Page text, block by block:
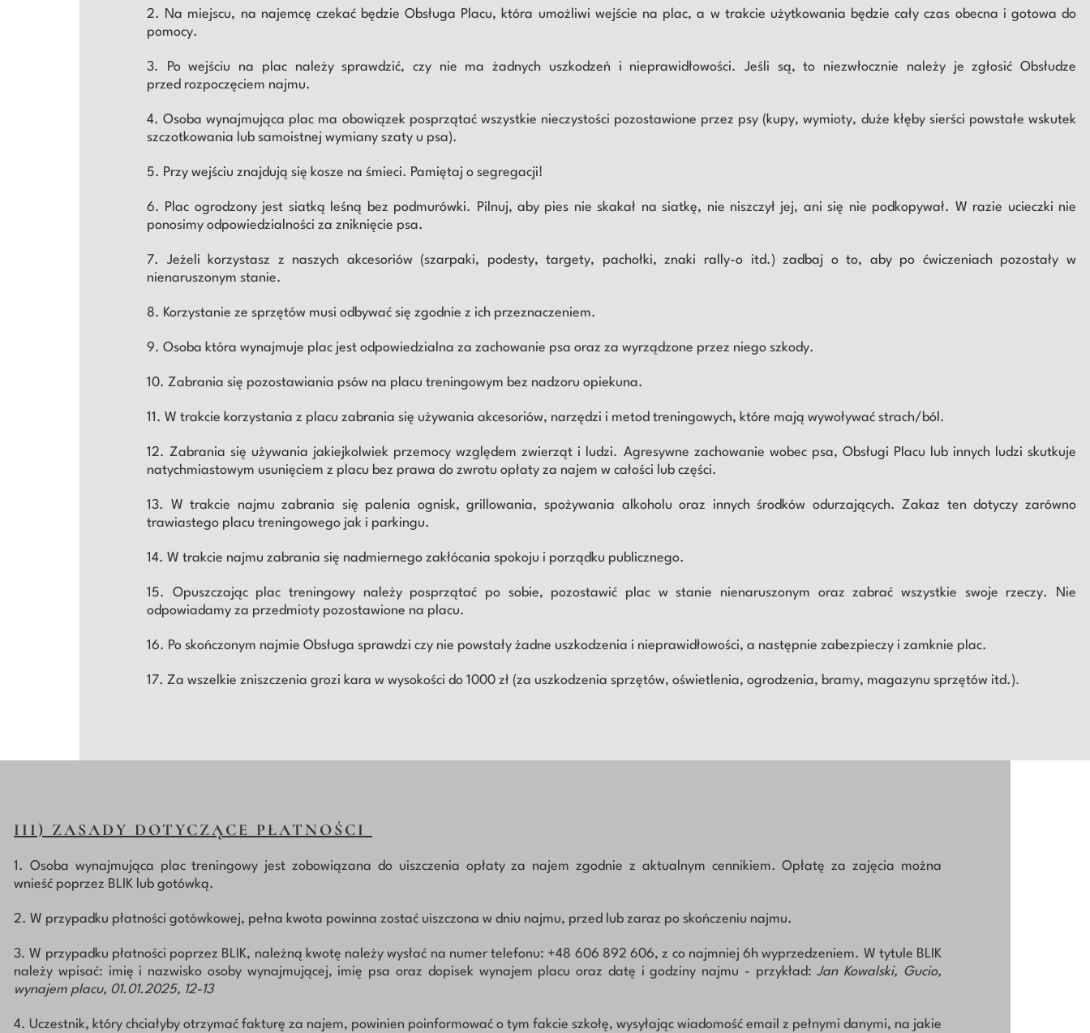
III) ZASADY DOTYCZĄCE PŁATNOŚCI
1. Osoba wynajmująca plac treningowy jest zobowiązana do uiszczenia opłaty za najem zgodnie z aktualnym cennikiem. Opłatę za zajęcia można
wnieść poprzez BLIK lub gotówką.
2. W przypadku płatności gotówkowej, pełna kwota powinna zostać uiszczona w dniu najmu, przed lub zaraz po skończeniu najmu.
3. W przypadku płatności poprzez BLIK, należną kwotę należy wysłać na numer telefonu: +48 606 892 606, z co najmniej 6h wyprzedzeniem. W tytule BLIK
należy wpisać: imię i nazwisko osoby wynajmującej, imię psa oraz dopisek wynajem placu oraz datę i godziny najmu - przykład:Jan Kowalski, Gucio,
wynajem placu, 01.01.2025, 12-13
4. Uczestnik, który chciałyby otrzymać fakturę za najem, powinien poinformować o tym fakcie szkołę, wysyłając wiadomość email z pełnymi danymi, na jakie
2. Na miejscu, na najemcę czekać będzie Obsługa Placu, która umożliwi wejście na plac, a w trakcie użytkowania będzie cały czas obecna i gotowa do
pomocy.
3. Po wejściu na plac należy sprawdzić, czy nie ma żadnych uszkodzeń i nieprawidłowości. Jeśli są, to niezwłocznie należy je zgłosić Obsłudze
przed rozpoczęciem najmu.
4. Osoba wynajmująca plac ma obowiązek posprzątać wszystkie nieczystości pozostawione przez psy (kupy, wymioty, duże kłęby sierści powstałe wskutek
szczotkowania lub samoistnej wymiany szaty u psa).
5. Przy wejściu znajdują się kosze na śmieci. Pamiętaj o segregacji!
6. Plac ogrodzony jest siatką leśną bez podmurówki. Pilnuj, aby pies nie skakał na siatkę, nie niszczył jej, ani się nie podkopywał. W razie ucieczki nie
ponosimy odpowiedzialności za zniknięcie psa.
7. Jeżeli korzystasz z naszych akcesoriów (szarpaki, podesty, targety, pachołki, znaki rally-o itd.) zadbaj o to, aby po ćwiczeniach pozostały w
nienaruszonym stanie.
8. Korzystanie ze sprzętów musi odbywać się zgodnie z ich przeznaczeniem.
9. Osoba która wynajmuje plac jest odpowiedzialna za zachowanie psa oraz za wyrządzone przez niego szkody.
10. Zabrania się pozostawiania psów na placu treningowym bez nadzoru opiekuna.
11. W trakcie korzystania z placu zabrania się używania akcesoriów, narzędzi i metod treningowych, które mają wywoływać strach/ból.
12. Zabrania się używania jakiejkolwiek przemocy względem zwierząt i ludzi. Agresywne zachowanie wobec psa, Obsługi Placu lub innych ludzi skutkuje
natychmiastowym usunięciem z placu bez prawa do zwrotu opłaty za najem w całości lub części.
13. W trakcie najmu zabrania się palenia ognisk, grillowania, spożywania alkoholu oraz innych środków odurzających. Zakaz ten dotyczy zarówno
trawiastego placu treningowego jak i parkingu.
14. W trakcie najmu zabrania się nadmiernego zakłócania spokoju i porządku publicznego.
15. Opuszczając plac treningowy należy posprzątać po sobie, pozostawić plac w stanie nienaruszonym oraz zabrać wszystkie swoje rzeczy. Nie
odpowiadamy za przedmioty pozostawione na placu.
16. Po skończonym najmie Obsługa sprawdzi czy nie powstały żadne uszkodzenia i nieprawidłowości, a następnie zabezpieczy i zamknie plac.
17. Za wszelkie zniszczenia grozi kara w wysokości do 1000 zł (za uszkodzenia sprzętów, oświetlenia, ogrodzenia, bramy, magazynu sprzętów itd.).